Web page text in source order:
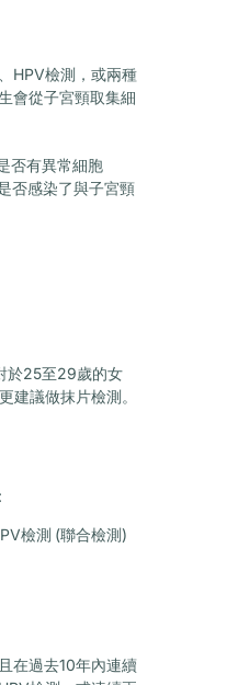
HPV檢測，或兩種
會從子宮頸取集細
否有異常細胞
否感染了與子宮頸
於25至29歲的女
建議做抹片檢測。
檢測 (聯合檢測)
在過去10年內連續